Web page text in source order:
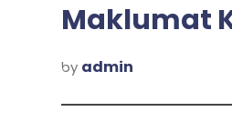
Maklumat
by admin